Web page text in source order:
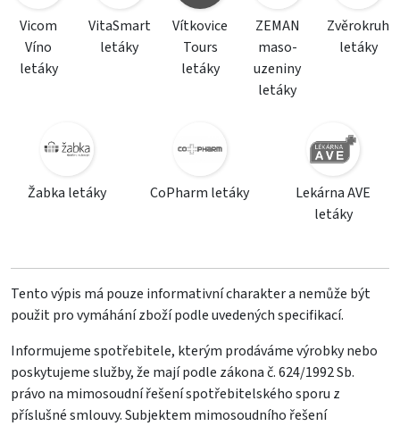
Vicom
Víno
letáky
VitaSmart
letáky
Vítkovice
Tours
letáky
ZEMAN
maso-
uzeniny
letáky
Zvěrokruh
letáky
Žabka letáky CoPharm letáky
Lekárna AVE
letáky
Tento výpis má pouze informativní charakter a nemůže být
použit pro vymáhání zboží podle uvedených specifikací.
Informujeme spotřebitele, kterým prodáváme výrobky nebo
poskytujeme služby, že mají podle zákona č. 624/1992 Sb.
právo na mimosoudní řešení spotřebitelského sporu z
příslušné smlouvy. Subjektem mimosoudního řešení